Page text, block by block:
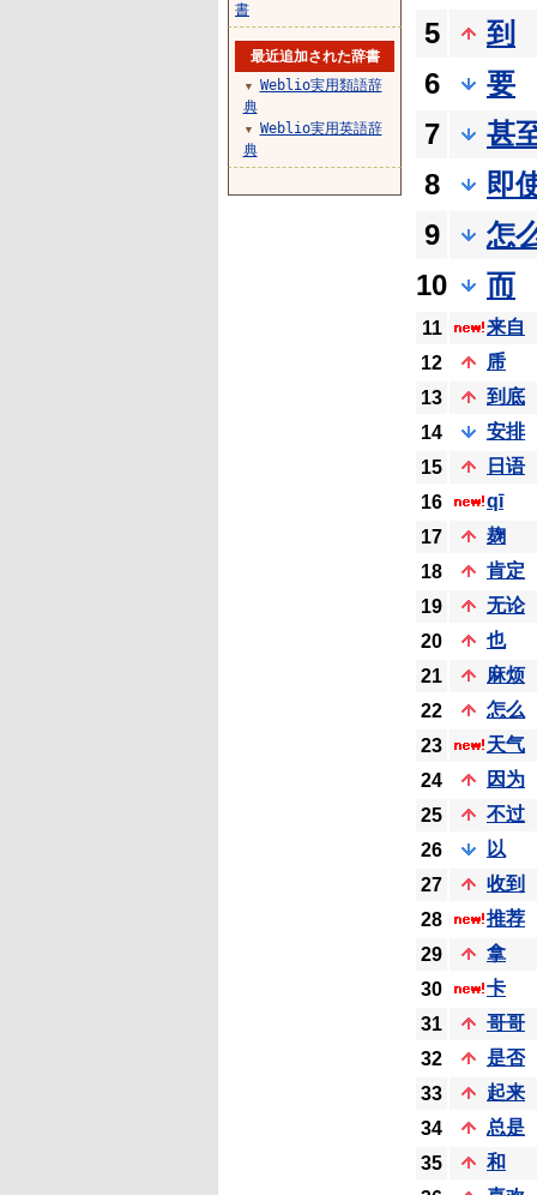
5
到
6
要
7
甚
8
即
9
怎
10
而
11
来自
12
乕
13
到底
14
安排
15
日语
16
qī
17
麹
18
肯定
19
无论
20
也
21
麻烦
22
怎么
23
天气
24
因为
25
不过
26
以
27
收到
28
推荐
29
拿
30
卡
31
哥哥
32
是否
33
起来
34
总是
35
和
書
最近追加された辞書
▼
Weblio実用類語辞
典
▼
Weblio実用英語辞
典